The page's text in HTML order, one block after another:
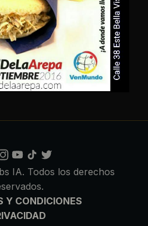
IA. Todos los derechos
Y CONDICIONES